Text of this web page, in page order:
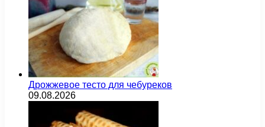
Дрожжевое тесто для чебуреков
09.08.2026